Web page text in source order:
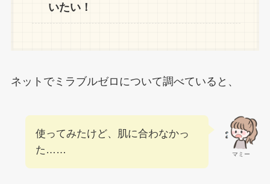
いたい！
ネットでミラブルゼロについて調べていると、
マミー
使ってみたけど、肌に合わなかっ
た……